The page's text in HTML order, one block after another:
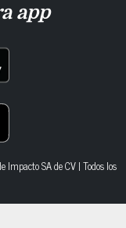
app
SA de CV | Todos los